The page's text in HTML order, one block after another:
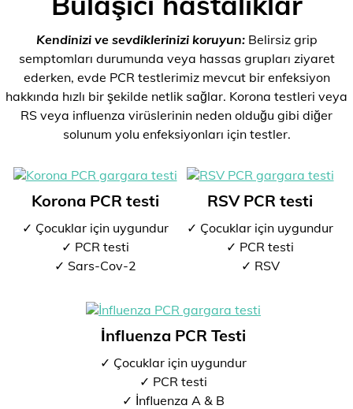
Kendinizi ve sevdiklerinizi koruyun:Belirsiz grip
semptomları durumunda veya hassas grupları ziyaret
ederken, evde PCR testlerimiz mevcut bir enfeksiyon
hakkında hızlı bir şekilde netlik sağlar. Korona testleri veya
RS veya influenza virüslerinin neden olduğu gibi diğer
solunum yolu enfeksiyonları için testler.
Korona PCR testi
✓ Çocuklar için uygundur
✓ PCR testi
✓ Sars-Cov-2
RSV PCR testi
✓ Çocuklar için uygundur
✓ PCR testi
✓ RSV
İnfluenza PCR Testi
✓ Çocuklar için uygundur
✓ PCR testi
✓ İnfluenza A & B